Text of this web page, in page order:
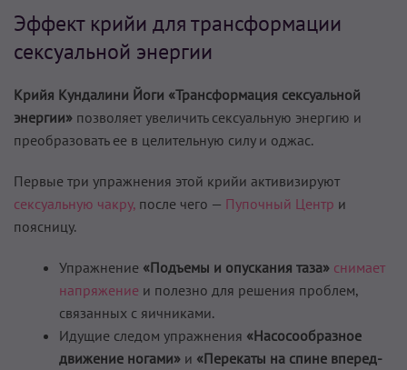
Эффект крийи для трансформации
сексуальной энергии
Крийя Кундалини Йоги «Трансформация сексуальной
энергии» позволяет увеличить сексуальную энергию и
преобразовать ее в целительную силу и оджас.
Первые три упражнения этой крийи активизируют
сексуальную чакру, после чего — Пупочный Центр и
поясницу.
Упражнение «Подъемы и опускания таза» снимает
напряжение и полезно для решения проблем,
связанных с яичниками.
Идущие следом упражнения «Насосообразное
движение ногами» и «Перекаты на спине вперед-